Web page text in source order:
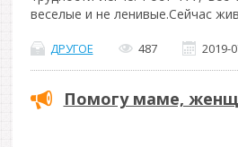
веселые и не ленивые.Сейчас
ДРУГОЕ 487 2019-
Помогу маме,